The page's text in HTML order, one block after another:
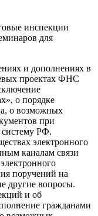
инспекции
для
и дополнениях в
проектах ФНС
о порядке
о возможных
при
РФ.
электронного
каналам связи
поручений на
другие вопросы.
и об
гражданами